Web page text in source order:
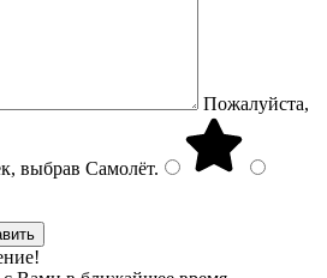
Пожалуйста,
выбрав Самолёт.